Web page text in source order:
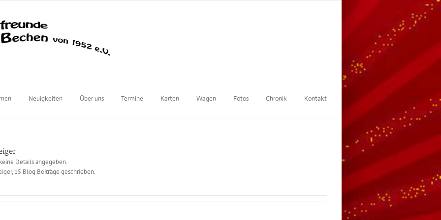
Neuigkeiten Über uns Termine Karten Wagen Fotos Chronik Kontakt
Details angegeben.
15 Blog Beiträge geschrieben.